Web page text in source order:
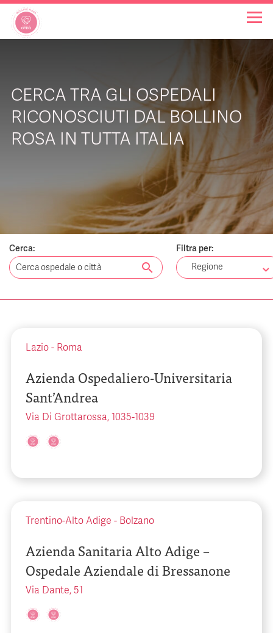
INIZIATIVE
NOTIZIE
CHI SIAMO
CERCA TRA GLI OSPEDALI
RICONOSCIUTI DAL BOLLINO
ROSA IN TUTTA ITALIA
Cerca:
search
Filtra per:
Regione
Lazio - Roma
Azienda Ospedaliero-Universitaria
Sant’Andrea
Via Di Grottarossa, 1035-1039
Trentino-Alto Adige - Bolzano
Azienda Sanitaria Alto Adige –
Ospedale Aziendale di Bressanone
Via Dante, 51